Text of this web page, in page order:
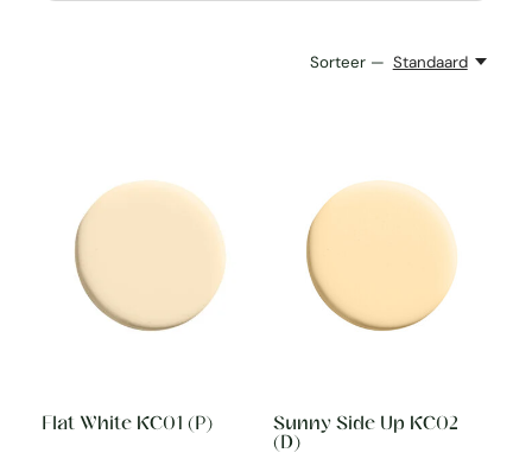
Sorteer — Standaard
Flat White KC01 (P)
Sunny Side Up KC02
(D)